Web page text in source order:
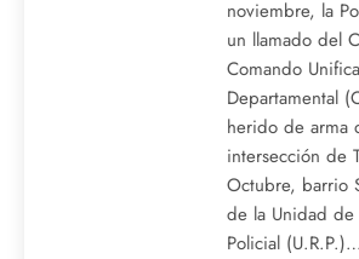
noviembre, la
un llamado del
Comando
Departamental
herido de arma
intersección de
Octubre, barrio
de la Unidad de
Policial (U.R.P.)…